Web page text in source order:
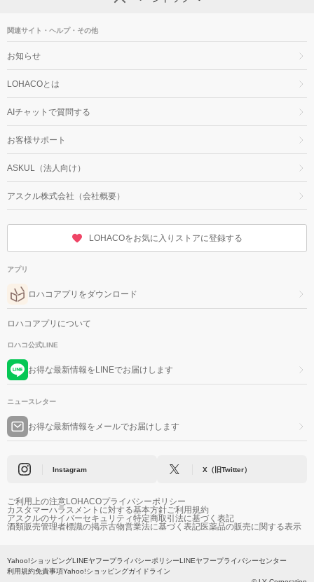
関連サイト・ヘルプ・その他
お知らせ
LOHACOとは
AIチャットで質問する
お客様サポート
ASKUL（法人向け）
アスクル株式会社（会社概要）
LOHACOをお気に入りストアに登録する
アプリ
ロハコアプリをダウンロード
ロハコアプリについて
ロハコ公式LINE
お得な最新情報をLINEでお届けします
ニュースレター
お得な最新情報をメールでお届けします
Instagram X（旧Twitter）
ご利用上の注意LOHACOプライバシーポリシー
カスタマーハラスメントに対する基本方針ご利用規約
アスクルのサイバーセキュリティ特定商取引法に基づく表記
酒類販売管理者標識の掲示古物営業法に基づく表記医薬品の販売に関する表示
Yahoo!ショッピングLINEヤフープライバシーポリシーLINEヤフープライバシーセンター
利用規約免責事項Yahoo!ショッピングガイドライン